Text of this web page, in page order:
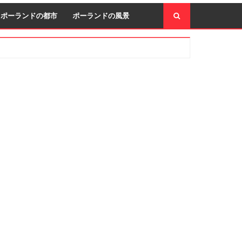
ポーランドの都市 ポーランドの風景